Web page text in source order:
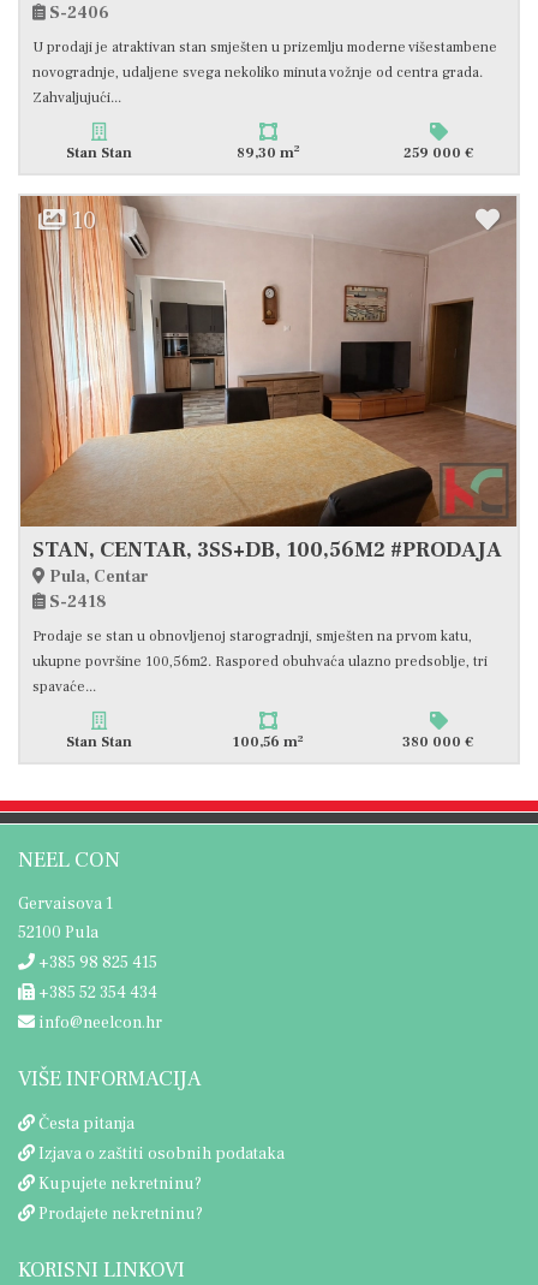
S-2406
U prodaji je atraktivan stan smješten u prizemlju moderne višestambene
novogradnje, udaljene svega nekoliko minuta vožnje od centra grada.
Zahvaljujući...
Stan Stan 89,30 m2 259 000 €
10
STAN, CENTAR, 3SS+DB, 100,56M2 #PRODAJA
Pula, Centar
S-2418
Prodaje se stan u obnovljenoj starogradnji, smješten na prvom katu,
ukupne površine 100,56m2. Raspored obuhvaća ulazno predsoblje, tri
spavaće...
Stan Stan 100,56 m2 380 000 €
NEEL CON
Gervaisova 1
52100 Pula
+385 98 825 415
+385 52 354 434
info@neelcon.hr
VIŠE INFORMACIJA
Česta pitanja
Izjava o zaštiti osobnih podataka
Kupujete nekretninu?
Prodajete nekretninu?
KORISNI LINKOVI